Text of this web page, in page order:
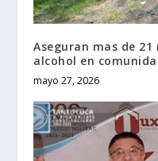
Aseguran mas de
alcohol en
mayo 27, 2026